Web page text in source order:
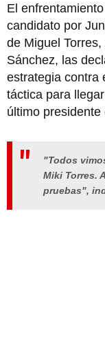
El
candidato por
de Miguel
Sánchez, las
estrategia contra
táctica para
último presidente
"Todos
Miki Torres.
pruebas",